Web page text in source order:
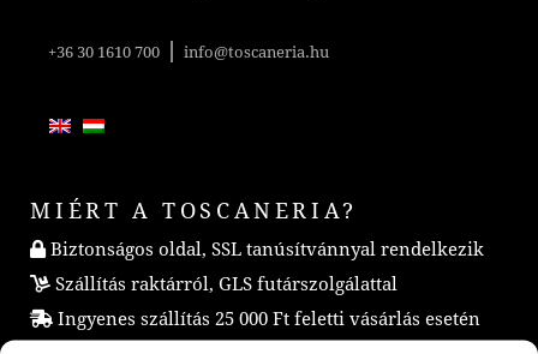
+36 30 1610 700 |info@toscaneria.hu
MIÉRT A TOSCANERIA?
Biztonságos oldal, SSL tanúsítvánnyal rendelkezik
Szállítás raktárról, GLS futárszolgálattal
Ingyenes szállítás 25 000 Ft feletti vásárlás esetén